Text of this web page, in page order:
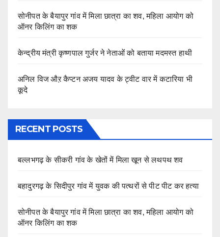
सोनीपत के बैयापुर गांव में मिला छात्रा का शव, महिला आयोग को
ऑनर किलिंग का शक
केन्द्रीय मंत्री कृष्णपाल गुर्जर ने नेताओं को बताया मदमस्त हाथी
अनिल विज औऱ कैप्टन अजय यादव के ट्वीट वार में कटारिया भी
कूदे
RECENT POSTS
बल्लभगढ़ के सीकरी गांव के खेतों में मिला खून से लथपथ शव
बहादुरगढ़ के सिदीपुर गांव में युवक की पत्थरों से पीट पीट कर हत्या
सोनीपत के बैयापुर गांव में मिला छात्रा का शव, महिला आयोग को
ऑनर किलिंग का शक